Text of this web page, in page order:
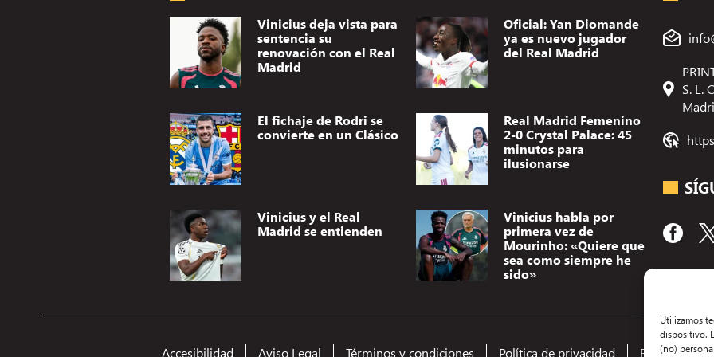
Utilizamos
dispositivo.
(no)
Vinicius deja vista para
sentencia su
renovación con el Real
Madrid
Oficial: Yan Diomande
ya es nuevo jugador
del Real Madrid
El fichaje de Rodri se
convierte en un Clásico
Real Madrid Femenino
2-0 Crystal Palace: 45
minutos para
ilusionarse
Vinicius y el Real
Madrid se entienden
Vinicius habla por
primera vez de
Mourinho: «Quiere que
sea como siempre he
sido»
S. L.
Accesibilidad Aviso Legal Términos y condiciones Política de privacidad Redacción